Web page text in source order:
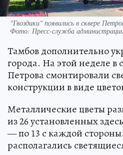
"Гвоздики" появились в сквере
Фото: Пресс-служба
Тамбов дополнительно
города. На этой неделе в
Петрова смонтировали
конструкции в виде
Металлические цветы
из 26 установленных
— по 13 с каждой
располагались